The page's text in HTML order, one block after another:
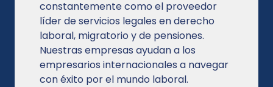
constantemente como el proveedor
líder de servicios legales en derecho
laboral, migratorio y de pensiones.
Nuestras empresas ayudan a los
empresarios internacionales a navegar
con éxito por el mundo laboral.